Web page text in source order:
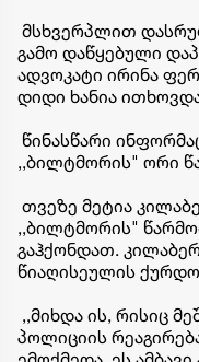
მსხვერპლით
გამო დაწყებული
ადვოკატი ირინა
დიდი ხანია
წინასწარი
,,ბილტმორის" ორი
თვეზე მეტია
,,ბილტმორის"
გაჰქონდათ.
წიაღისეულის
,,მიხდა ის, რისიც
პოლიციის